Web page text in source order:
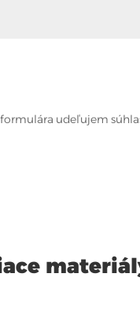
udeľujem